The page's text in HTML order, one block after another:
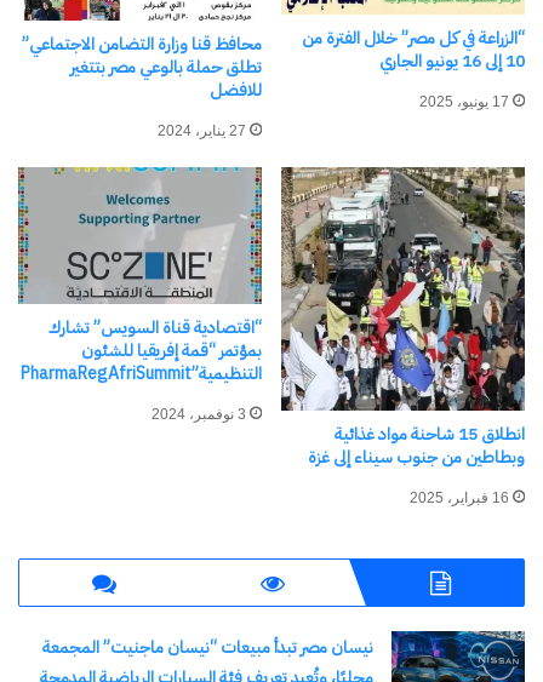
الخطاب الديني لا يكون إلا على
أيدي دعاة مستنيرين
22 أبريل، 2025
في "الأخبار News"
اكتشاف المزيد من
اشترك للحصول على أحدث التدوينات المرسلة إلى بريدك
الإلكتروني.
“الزراعة في كل مصر” خلال الفترة من
10 إلى 16 يونيو الجاري
17 يونيو، 2025
محافظ قنا وزارة التضامن الاجتماعي”
تطلق حملة بالوعي مصر بتتغير
للافضل
27 يناير، 2024
انطلاق 15 شاحنة مواد غذائية
وبطاطين من جنوب سيناء إلى غزة
16 فبراير، 2025
“اقتصادية قناة السويس” تشارك
بمؤتمر “قمة إفريقيا للشئون
التنظيمية”PharmaRegAfriSummit
3 نوفمبر، 2024
نيسان مصر تبدأ مبيعات “نيسان ماجنيت” المجمعة